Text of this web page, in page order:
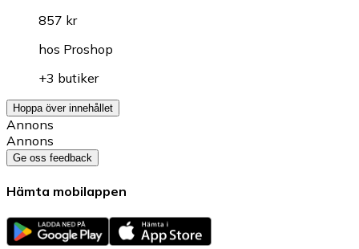
857 kr
hos Proshop
+3 butiker
Hoppa över innehållet
Annons
Annons
Ge oss feedback
Hämta mobilappen